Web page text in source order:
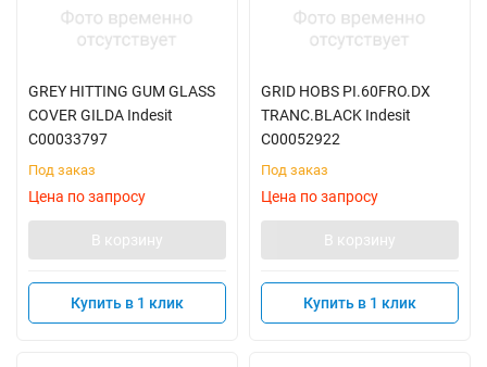
GREY HITTING GUM GLASS
COVER GILDA Indesit
C00033797
Под заказ
Цена по запросу
В корзину
Купить в 1 клик
GRID HOBS PI.60FRO.DX
TRANC.BLACK Indesit
C00052922
Под заказ
Цена по запросу
В корзину
Купить в 1 клик